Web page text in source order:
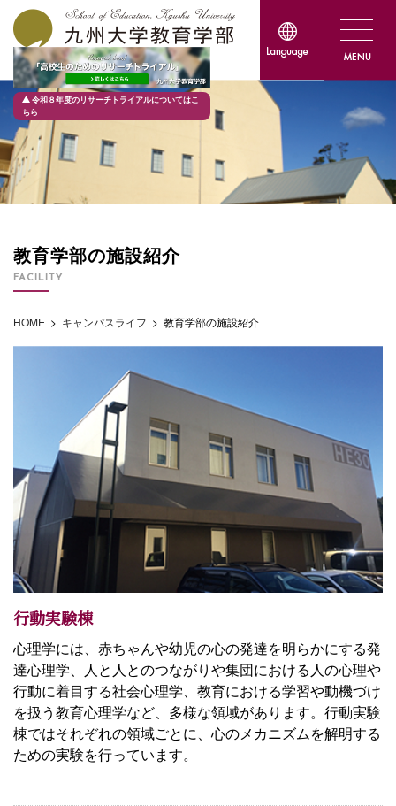
令和８年度のリサーチトライアルについてはこ
ちら
教育学部の施設紹介
FACILITY
HOME > キャンパスライフ > 教育学部の施設紹介
行動実験棟
心理学には、赤ちゃんや幼児の心の発達を明らかにする発
達心理学、人と人とのつながりや集団における人の心理や
行動に着目する社会心理学、教育における学習や動機づけ
を扱う教育心理学など、多様な領域があります。行動実験
棟ではそれぞれの領域ごとに、心のメカニズムを解明する
ための実験を行っています。